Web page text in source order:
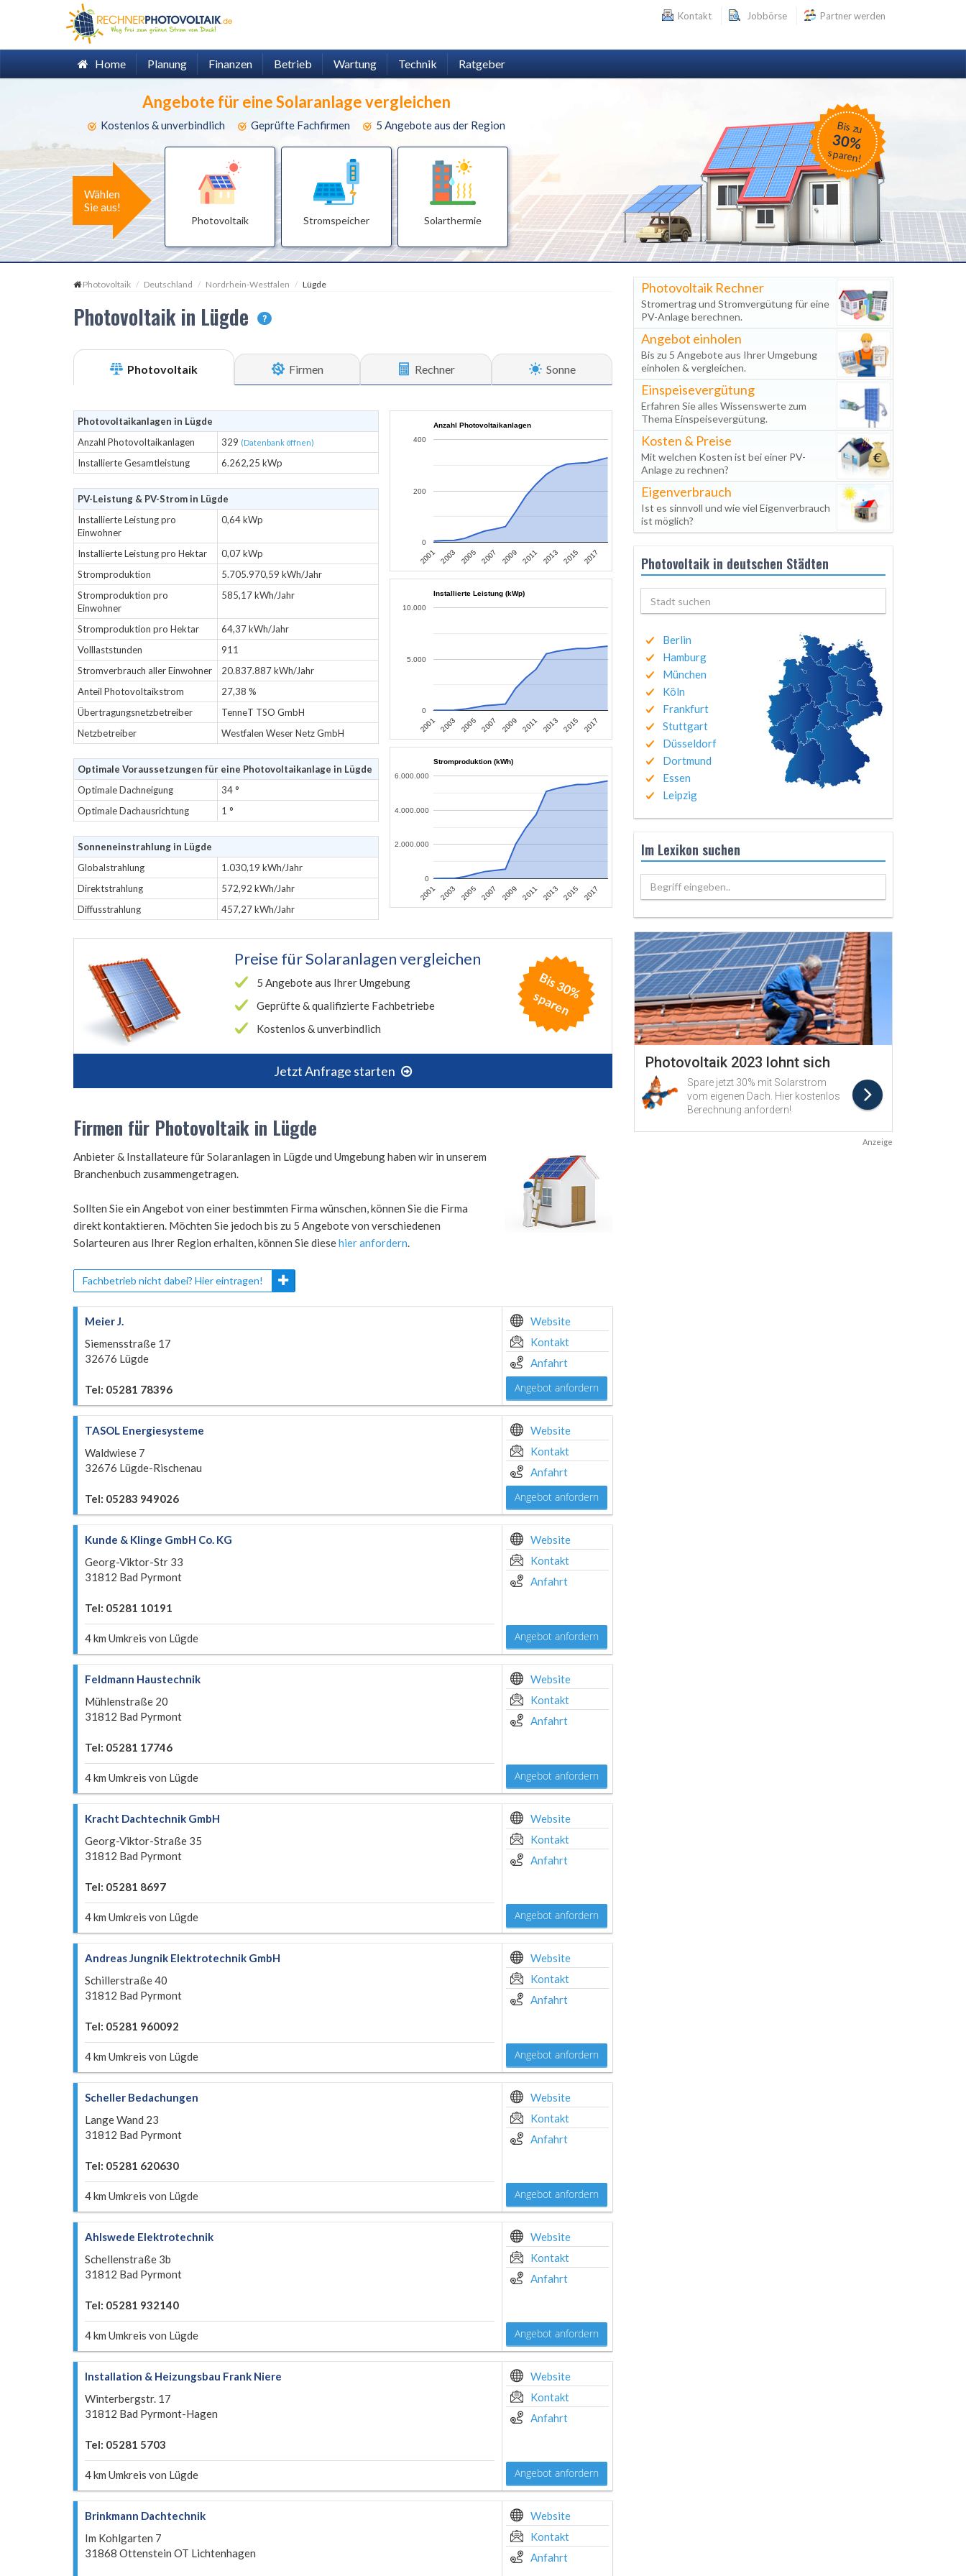
Kontakt Jobbörse Partner werden
Home Planung Finanzen Betrieb Wartung Technik Ratgeber
Angebote für eine Solaranlage vergleichen
Kostenlos & unverbindlich Geprüfte Fachfirmen 5 Angebote aus der Region
Wählen
Sie aus!
Photovoltaik Stromspeicher Solarthermie
Bis zu
30%
sparen!
Photovoltaik Deutschland Nordrhein-Westfalen Lügde
Photovoltaik in Lügde ?
Photovoltaik Firmen Rechner Sonne
Photovoltaikanlagen in Lügde
Anzahl Photovoltaikanlagen
329 (Datenbank öffnen)
Installierte Gesamtleistung 6.262,25 kWp
PV-Leistung & PV-Strom in Lügde
Installierte Leistung pro
Einwohner
0,64 kWp
Installierte Leistung pro Hektar
0,07 kWp
Stromproduktion
5.705.970,59 kWh/Jahr
Stromproduktion pro
Einwohner
585,17 kWh/Jahr
Stromproduktion pro Hektar
64,37 kWh/Jahr
Volllaststunden
911
Stromverbrauch aller Einwohner
20.837.887 kWh/Jahr
Anteil Photovoltaikstrom
27,38 %
Übertragungsnetzbetreiber
TenneT TSO GmbH
Netzbetreiber
Westfalen Weser Netz GmbH
Optimale Voraussetzungen für eine Photovoltaikanlage in Lügde
Optimale Dachneigung
34 °
Optimale Dachausrichtung
1 °
Sonneneinstrahlung in Lügde
Globalstrahlung
1.030,19 kWh/Jahr
Direktstrahlung
572,92 kWh/Jahr
Diffusstrahlung
457,27 kWh/Jahr
Anzahl Photovoltaikanlagen
2001 2003 2005 2007 2009 2011 2013 2015 2017
0
200
400
Installierte Leistung (kWp)
2001 2003 2005 2007 2009 2011 2013 2015 2017
0
5.000
10.000
Stromproduktion (kWh)
2001 2003 2005 2007 2009 2011 2013 2015 2017
0
2.000.000
4.000.000
6.000.000
Preise fürSolaranlagen vergleichen
5 Angebote aus Ihrer Umgebung
Geprüfte & qualifizierte Fachbetriebe
Kostenlos & unverbindlich
Jetzt Anfrage starten
B
is
3
0
%
s
p
a
r
e
n
Firmen für Photovoltaik in Lügde
Anbieter & Installateure für Solaranlagen in Lügde und Umgebung haben wir in unserem
Branchenbuch zusammengetragen.
Sollten Sie ein Angebot von einer bestimmten Firma wünschen, können Sie die Firma
direkt kontaktieren. Möchten Sie jedoch bis zu 5 Angebote von verschiedenen
Solarteuren aus Ihrer Region erhalten, können Sie diesehier anfordern.
Fachbetrieb nicht dabei? Hier eintragen!
Meier J.
Siemensstraße 17
32676 Lügde
Tel: 05281 78396
Website
Kontakt
Anfahrt
Angebot anfordern
TASOL Energiesysteme
Waldwiese 7
32676 Lügde-Rischenau
Tel: 05283 949026
Website
Kontakt
Anfahrt
Angebot anfordern
Kunde & Klinge GmbH Co. KG
Georg-Viktor-Str 33
31812 Bad Pyrmont
Tel: 05281 10191
4 km Umkreis von Lügde
Website
Kontakt
Anfahrt
Angebot anfordern
Feldmann Haustechnik
Mühlenstraße 20
31812 Bad Pyrmont
Tel: 05281 17746
4 km Umkreis von Lügde
Website
Kontakt
Anfahrt
Angebot anfordern
Kracht Dachtechnik GmbH
Georg-Viktor-Straße 35
31812 Bad Pyrmont
Tel: 05281 8697
4 km Umkreis von Lügde
Website
Kontakt
Anfahrt
Angebot anfordern
Andreas Jungnik Elektrotechnik GmbH
Schillerstraße 40
31812 Bad Pyrmont
Tel: 05281 960092
4 km Umkreis von Lügde
Website
Kontakt
Anfahrt
Angebot anfordern
Scheller Bedachungen
Lange Wand 23
31812 Bad Pyrmont
Tel: 05281 620630
4 km Umkreis von Lügde
Website
Kontakt
Anfahrt
Angebot anfordern
Ahlswede Elektrotechnik
Schellenstraße 3b
31812 Bad Pyrmont
Tel: 05281 932140
4 km Umkreis von Lügde
Website
Kontakt
Anfahrt
Angebot anfordern
Installation & Heizungsbau Frank Niere
Winterbergstr. 17
31812 Bad Pyrmont-Hagen
Tel: 05281 5703
4 km Umkreis von Lügde
Website
Kontakt
Anfahrt
Angebot anfordern
Brinkmann Dachtechnik
Im Kohlgarten 7
31868 Ottenstein OT Lichtenhagen
Website
Kontakt
Anfahrt
Photovoltaik Rechner
Stromertrag und Stromvergütung für eine
PV-Anlage berechnen.
Angebot einholen
Bis zu 5 Angebote aus Ihrer Umgebung
einholen & vergleichen.
Einspeisevergütung
Erfahren Sie alles Wissenswerte zum
Thema Einspeisevergütung.
Kosten & Preise
Mit welchen Kosten ist bei einer PV-
Anlage zu rechnen?
Eigenverbrauch
Ist es sinnvoll und wie viel Eigenverbrauch
ist möglich?
Photovoltaik in deutschen Städten
Berlin
Hamburg
München
Köln
Frankfurt
Stuttgart
Düsseldorf
Dortmund
Essen
Leipzig
Im Lexikon suchen
Begriff eingeben..
Anzeige